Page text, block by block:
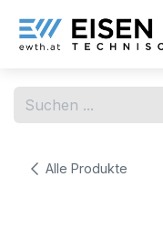
Alle Produkte